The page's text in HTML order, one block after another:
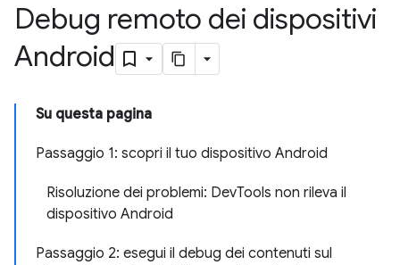
Debug remoto dei dispositivi
Android
Su questa pagina
Passaggio 1: scopri il tuo dispositivo Android
Risoluzione dei problemi: DevTools non rileva il
dispositivo Android
Passaggio 2: esegui il debug dei contenuti sul